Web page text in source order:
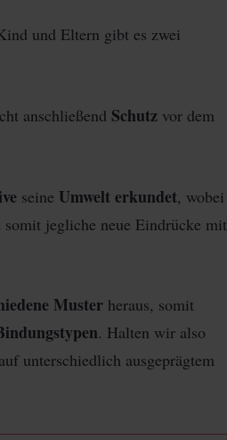
und Eltern gibt es zwei
anschließend Schutz vor dem
seine Umwelt erkundet, wobei
somit jegliche neue Eindrücke mit
Muster heraus, somit
. Halten wir also
unterschiedlich ausgeprägtem